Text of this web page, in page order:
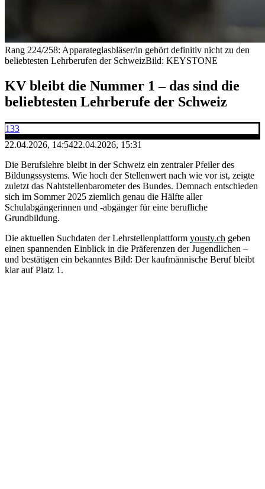
Rang 224/258: Apparateglasbläser/in gehört definitiv nicht zu den
beliebtesten Lehrberufen der SchweizBild: KEYSTONE
KV bleibt die Nummer 1 – das sind die
beliebtesten Lehrberufe der Schweiz
133
22.04.2026, 14:5422.04.2026, 15:31
Die Berufslehre bleibt in der Schweiz ein zentraler Pfeiler des
Bildungssystems. Wie hoch der Stellenwert nach wie vor ist, zeigte
zuletzt das Nahtstellenbarometer des Bundes. Demnach entschieden
sich im Sommer 2025 ziemlich genau die Hälfte aller
Schulabgängerinnen und -abgänger für eine berufliche
Grundbildung.
Die aktuellen Suchdaten der Lehrstellenplattform yousty.ch geben
einen spannenden Einblick in die Präferenzen der Jugendlichen –
und bestätigen ein bekanntes Bild: Der kaufmännische Beruf bleibt
klar auf Platz 1.